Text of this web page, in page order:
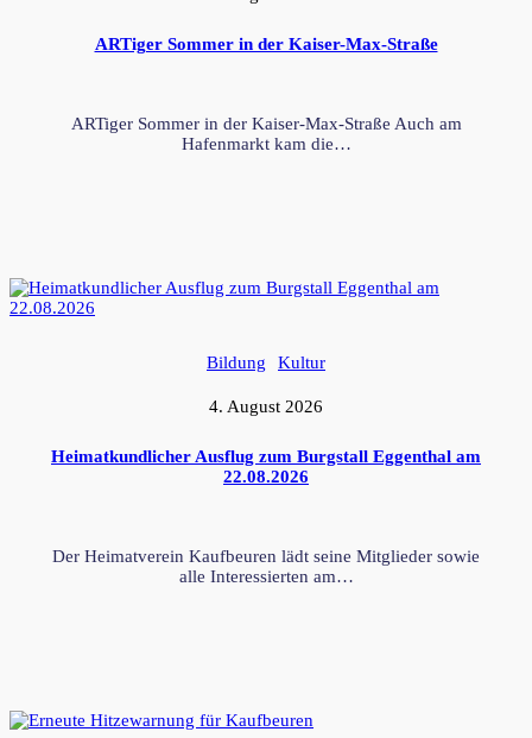
ARTiger Sommer in der Kaiser-Max-Straße
ARTiger Sommer in der Kaiser-Max-Straße Auch am
Hafenmarkt kam die…
Bildung Kultur
4. August 2026
Heimatkundlicher Ausflug zum Burgstall Eggenthal am
22.08.2026
Der Heimatverein Kaufbeuren lädt seine Mitglieder sowie
alle Interessierten am…